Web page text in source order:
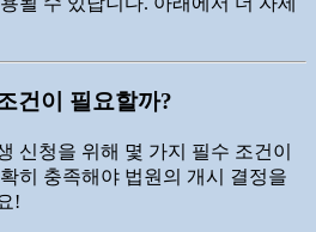
건이 필요할까?
신청을 위해 몇 가지 필수 조건이
히 충족해야 법원의 개시 결정을
!